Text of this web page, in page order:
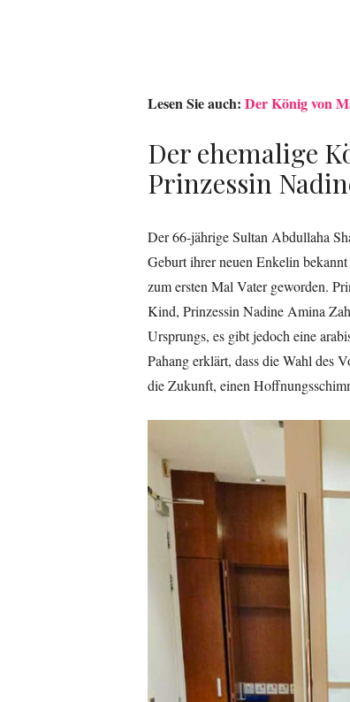
Lesen Sie auch: Der König von
Der ehemalige
Prinzessin
Der 66-jährige Sultan Abdullaha
Geburt ihrer neuen Enkelin
zum ersten Mal Vater geworden.
Kind, Prinzessin Nadine Amina
Ursprungs, es gibt jedoch eine
Pahang erklärt, dass die Wahl des
die Zukunft, einen